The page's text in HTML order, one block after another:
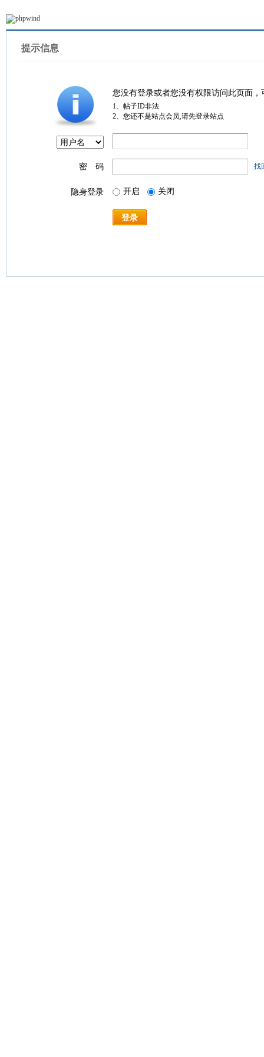
提示信息
您没有登录或者您没有权限访问此页面
1、帖子ID非法
2、您还不是站点会员,请先登录站点
密 码 找
隐身登录 开启 关闭
登录